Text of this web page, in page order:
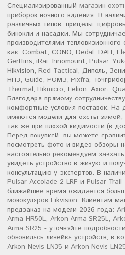
Специализированный магазин
приборов ночного видения. В
различных типов: прицелы,
бинокли и насадки. Мы
производителями
как: Combat, CONO, Dedal, DALI,
Gerffins, iRai, Innomount, Pulsar,
Hikvision, Red Tactical, Диполь,
НПЗ, Guide, РОМЗ, Pixfra,
Thermal, Hikmicro, Helion, Axion,
Благодаря прямому
комфортные условия поставок. На
имеются модели для охоты зимой,
так же при плохой видимости (в
Перед покупкой, вы можете
посмотреть фото и видео обзоры
настоятельно рекомендуем
увидеть устройство в живую и
консультацию у экспертов. В
Pulsar Accolade 2 LRF и Pulsar Trail
ближайшее время ожидается
монокуляров Hikvision. Клиентам
предзаказ на модели 2026 года:
Arma HR50L, Arkon Arma SR25L,
Arma SR25 - уточняйте
обновилась линейка устройств, в
Arkon Nevis LN35 и Arkon Nevis LN25